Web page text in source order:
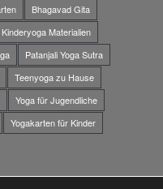
Bhagavad Gita
Kinderyoga Materialien
Patanjali Yoga Sutra
Teenyoga zu Hause
Yoga für Jugendliche
Yogakarten für Kinder